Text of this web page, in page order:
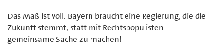
Das Maß ist voll. Bayern braucht eine Regierung, die die
Zukunft stemmt, statt mit Rechtspopulisten
gemeinsame Sache zu machen!